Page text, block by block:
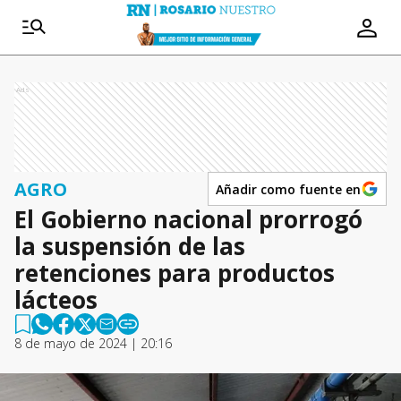
Ads
AGRO Añadir como fuente en
El Gobierno nacional prorrogó
la suspensión de las
retenciones para productos
lácteos
8 de mayo de 2024 | 20:16